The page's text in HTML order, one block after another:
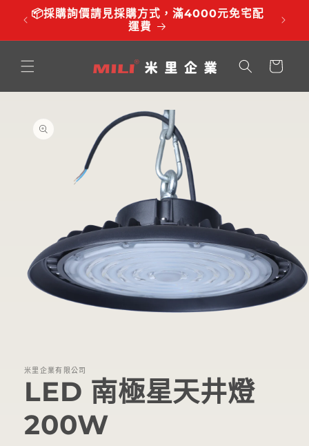
跳至內
容
📦採購詢價請見採購方式，滿4000元免宅配
運費
⏰服
物
品資訊
窗
開
啟
多
米里企業有限公司
LED 南極星天井燈
200W